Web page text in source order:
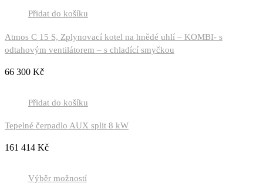
Přidat do košíku
Atmos C 15 S, Zplynovací kotel na hnědé uhlí – KOMBI- s
odtahovým ventilátorem – s chladící smyčkou
66 300 Kč
Přidat do košíku
Tepelné čerpadlo AUX split 8 kW
161 414 Kč
Výběr možností